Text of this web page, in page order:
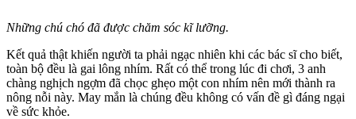
Những chú chó đã được chăm sóc kĩ lưỡng.
Kết quả thật khiến người ta phải ngạc nhiên khi các bác sĩ cho biết,
toàn bộ đều là gai lông nhím. Rất có thể trong lúc đi chơi, 3 anh
chàng nghịch ngợm đã chọc ghẹo một con nhím nên mới thành ra
nông nỗi này. May mắn là chúng đều không có vấn đề gì đáng ngại
về sức khỏe.